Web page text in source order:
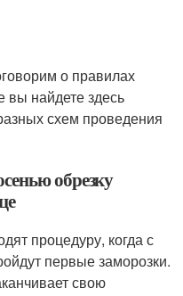
о правилах
вы найдете здесь
схем проведения
обрезку
процедуру, когда с
первые заморозки.
свою